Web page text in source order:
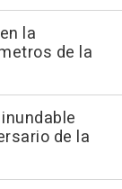
la
de la
de la